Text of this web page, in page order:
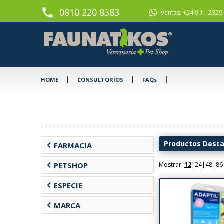
phone 0810 220 8383 Ventas: +54 9 11
HOME | CONSULTORIOS | FAQs |
chevron_left FARMACIA
chevron_left PETSHOP
chevron_left ESPECIE
chevron_left MARCA
Productos
Mostrar: 12|24| 48| 86